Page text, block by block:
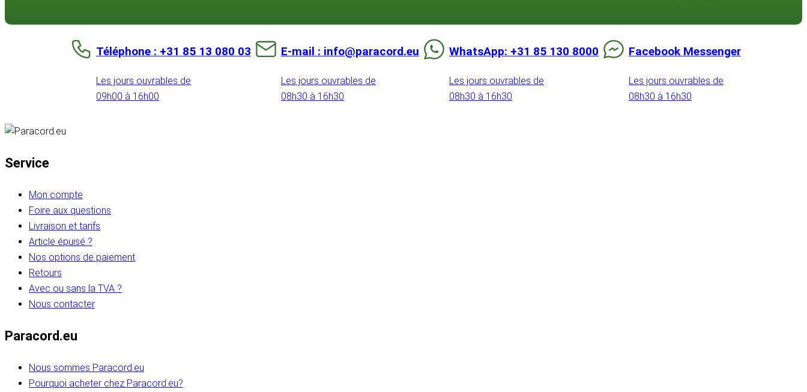
Téléphone : +31 85 13 080 03
Les jours ouvrables de
09h00 à 16h00
E-mail : info@paracord.eu
Les jours ouvrables de
08h30 à 16h30
WhatsApp: +31 85 130 8000
Les jours ouvrables de
08h30 à 16h30
Facebook Messenger
Les jours ouvrables de
08h30 à 16h30
Service
Mon compte
Foire aux questions
Livraison et tarifs
Article épuisé ?
Nos options de paiement
Retours
Avec ou sans la TVA ?
Nous contacter
Paracord.eu
Nous sommes Paracord.eu
Pourquoi acheter chez Paracord.eu?